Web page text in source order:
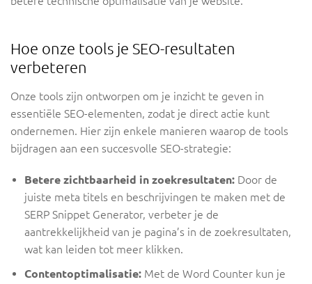
Hoe onze tools je SEO-resultaten
verbeteren
Onze tools zijn ontworpen om je inzicht te geven in
essentiële SEO-elementen, zodat je direct actie kunt
ondernemen. Hier zijn enkele manieren waarop de tools
bijdragen aan een succesvolle SEO-strategie:
Betere zichtbaarheid in zoekresultaten: Door de
juiste meta titels en beschrijvingen te maken met de
SERP Snippet Generator, verbeter je de
aantrekkelijkheid van je pagina’s in de zoekresultaten,
wat kan leiden tot meer klikken.
Contentoptimalisatie: Met de Word Counter kun je